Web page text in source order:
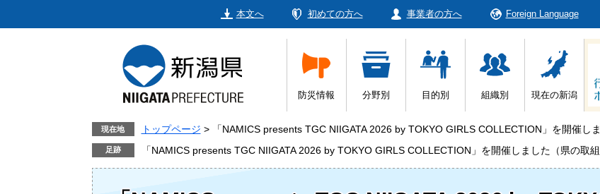
本文へ 初めての方へ 事業者の方へ Foreign Language
防災情報 分野別 目的別 組織別 現在の新潟
現在地 トップページ >
「NAMICS presents TGC NIIGATA 2026 by TOKYO GIRLS COLLECTION」を開催し
「NAMICS presents TGC NIIGATA 2026 by TOKYO GIRLS COLLECTION」を開催しました（県の取組